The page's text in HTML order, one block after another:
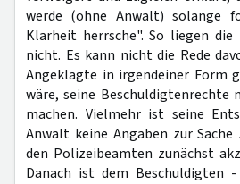
werde (ohne Anwalt) solange
Klarheit herrsche". So liegen
nicht. Es kann nicht die Rede
Angeklagte in irgendeiner Form
wäre, seine Beschuldigtenrechte
machen. Vielmehr ist seine
Anwalt keine Angaben zur Sache
den Polizeibeamten zunächst
Danach ist dem Beschuldigten